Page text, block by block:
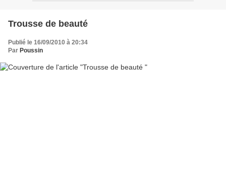
Trousse de beauté
Publié le 16/09/2010 à 20:34
Par Poussin